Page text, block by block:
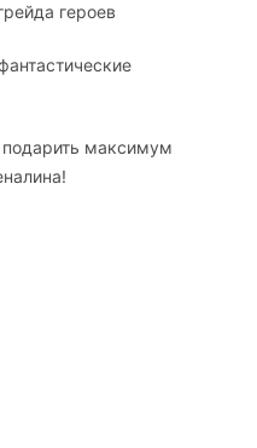
героев
подарить максимум